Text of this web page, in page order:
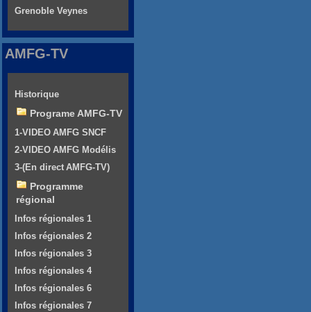
Grenoble Veynes
AMFG-TV
Historique
Programe AMFG-TV
1-VIDEO AMFG SNCF
2-VIDEO AMFG Modélis
3-(En direct AMFG-TV)
Programme
régional
Infos régionales 1
Infos régionales 2
Infos régionales 3
Infos régionales 4
Infos régionales 6
Infos régionales 7